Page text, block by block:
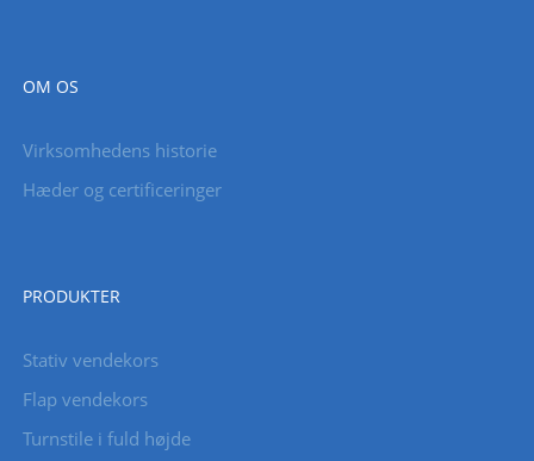
OM OS
Virksomhedens historie
Hæder og certificeringer
PRODUKTER
Stativ vendekors
Flap vendekors
Turnstile i fuld højde